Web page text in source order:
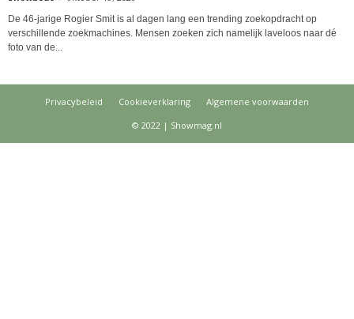
De 46-jarige Rogier Smit is al dagen lang een trending zoekopdracht op
verschillende zoekmachines. Mensen zoeken zich namelijk laveloos naar dé
foto van de...
Privacybeleid Cookieverklaring
Algemene voorwaarden
© 2022 | Showmag.nl